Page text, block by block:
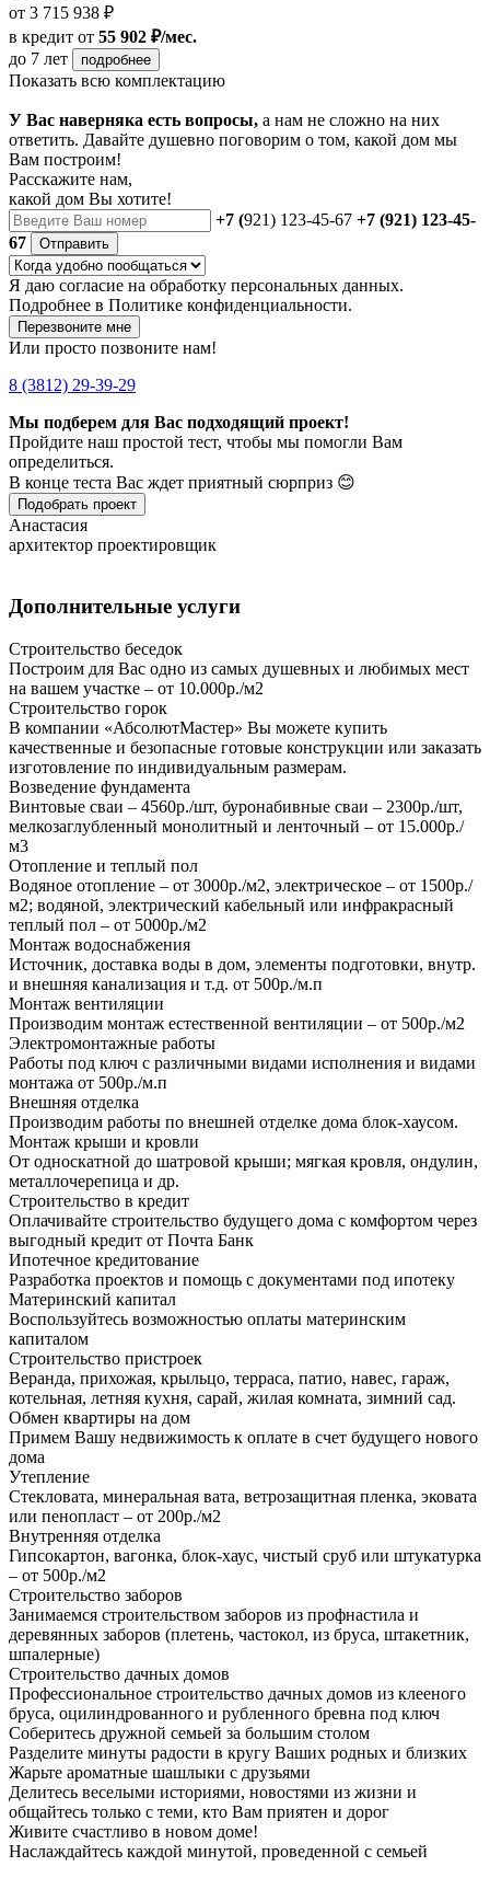
от 3 715 938 ₽
в кредит от 55 902 ₽/мес.
до 7 лет
подробнее
Показать всю комплектацию
У Вас наверняка есть вопросы, а нам не сложно на них
ответить. Давайте душевно поговорим о том, какой дом мы
Вам построим!
Расскажите нам,
какой дом Вы хотите!
+7 (921) 123-45-67 +7 (921) 123-45-
67
Отправить
Я даю согласие на обработку персональных данных.
Подробнее в Политике конфиденциальности.
Перезвоните мне
Или просто позвоните нам!
8 (3812) 29-39-29
Мы подберем для Вас подходящий проект!
Пройдите наш простой тест, чтобы мы помогли Вам
определиться.
В конце теста Вас ждет приятный сюрприз 😊
Подобрать проект
Анастасия
архитектор проектировщик
Дополнительные услуги
Строительство беседок
Построим для Вас одно из самых душевных и любимых мест
на вашем участке – от 10.000р./м2
Строительство горок
В компании «АбсолютМастер» Вы можете купить
качественные и безопасные готовые конструкции или заказать
изготовление по индивидуальным размерам.
Возведение фундамента
Винтовые сваи – 4560р./шт, буронабивные сваи – 2300р./шт,
мелкозаглубленный монолитный и ленточный – от 15.000р./
м3
Отопление и теплый пол
Водяное отопление – от 3000р./м2, электрическое – от 1500р./
м2; водяной, электрический кабельный или инфракрасный
теплый пол – от 5000р./м2
Монтаж водоснабжения
Источник, доставка воды в дом, элементы подготовки, внутр.
и внешняя канализация и т.д. от 500р./м.п
Монтаж вентиляции
Производим монтаж естественной вентиляции – от 500р./м2
Электромонтажные работы
Работы под ключ с различными видами исполнения и видами
монтажа от 500р./м.п
Внешняя отделка
Производим работы по внешней отделке дома блок-хаусом.
Монтаж крыши и кровли
От односкатной до шатровой крыши; мягкая кровля, ондулин,
металлочерепица и др.
Строительство в кредит
Оплачивайте строительство будущего дома с комфортом через
выгодный кредит от Почта Банк
Ипотечное кредитование
Разработка проектов и помощь с документами под ипотеку
Материнский капитал
Воспользуйтесь возможностью оплаты материнским
капиталом
Строительство пристроек
Веранда, прихожая, крыльцо, терраса, патио, навес, гараж,
котельная, летняя кухня, сарай, жилая комната, зимний сад.
Обмен квартиры на дом
Примем Вашу недвижимость к оплате в счет будущего нового
дома
Утепление
Стекловата, минеральная вата, ветрозащитная пленка, эковата
или пенопласт – от 200р./м2
Внутренняя отделка
Гипсокартон, вагонка, блок-хаус, чистый сруб или штукатурка
– от 500р./м2
Строительство заборов
Занимаемся строительством заборов из профнастила и
деревянных заборов (плетень, частокол, из бруса, штакетник,
шпалерные)
Строительство дачных домов
Профессиональное строительство дачных домов из клееного
бруса, оцилиндрованного и рубленного бревна под ключ
Соберитесь дружной семьей за большим столом
Разделите минуты радости в кругу Ваших родных и близких
Жарьте ароматные шашлыки с друзьями
Делитесь веселыми историями, новостями из жизни и
общайтесь только с теми, кто Вам приятен и дорог
Живите счастливо в новом доме!
Наслаждайтесь каждой минутой, проведенной с семьей